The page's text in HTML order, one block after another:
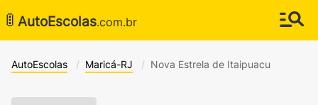
🚦 AutoEscolas.com.br
AutoEscolas Maricá-RJ Nova Estrela de Itaipuacu